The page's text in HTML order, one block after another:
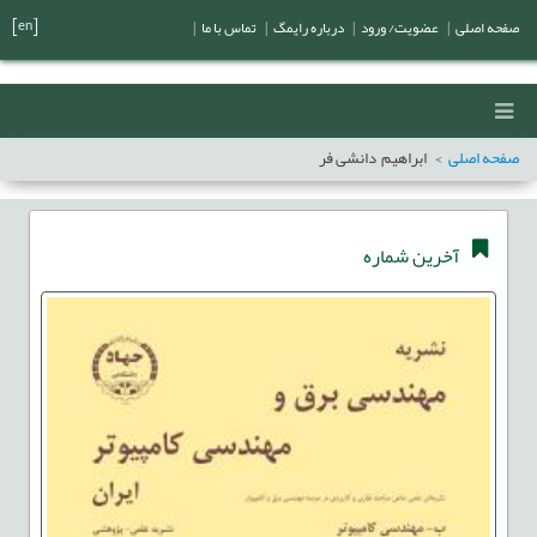
صفحه اصلی ابراهیم دانشی فر
آخرین شماره
صفحه اصلی عضویت/ ورود درباره رایمگ تماس با ما